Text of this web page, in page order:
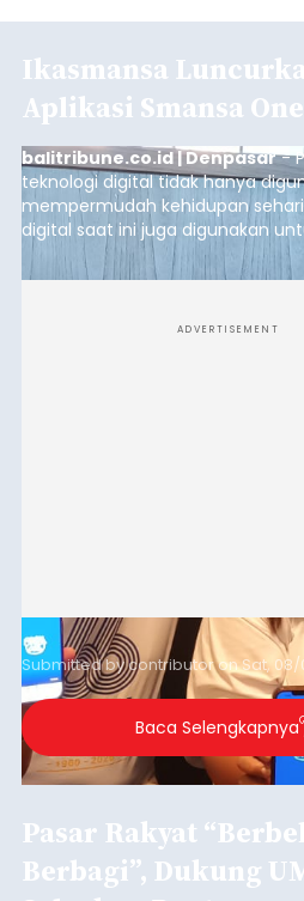
Ikasmansa
Aplikasi Smansa One
balitribune.co.id | Denpasar-
teknologi digital tidak hanya
mempermudah kehidupan
digital saat ini juga digunakan
dan mengelola data base alumni
sekolah, salah satunya adalah
ADVERTISEMENT
Submitted bycontributoronSat,
Baca Selengkapnya
Pasar Rakyat
Berbagi”, Dukung